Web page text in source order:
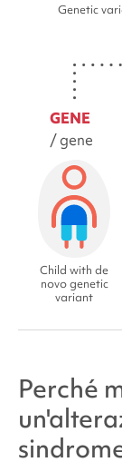
Genetic
GENE
/ gene
Child with de
novo genetic
variant
Perché